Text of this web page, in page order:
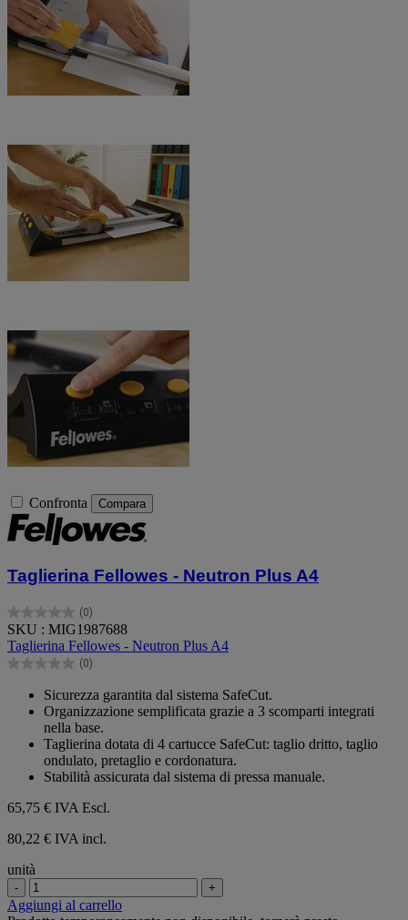
Confronta Compara
Taglierina Fellowes - Neutron Plus A4
(0)
0.0
su
5
stelle.
SKU : MIG1987688
Taglierina Fellowes - Neutron Plus A4
(0)
0.0
stelle.
Sicurezza garantita dal sistema SafeCut.
Organizzazione semplificata grazie a 3 scomparti integrati
nella base.
Taglierina dotata di 4 cartucce SafeCut: taglio dritto, taglio
ondulato, pretaglio e cordonatura.
Stabilità assicurata dal sistema di pressa manuale.
65,75 € IVA Escl.
80,22 € IVA incl.
unità
- +
Aggiungi al carrello